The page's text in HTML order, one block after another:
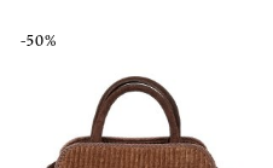
-50%